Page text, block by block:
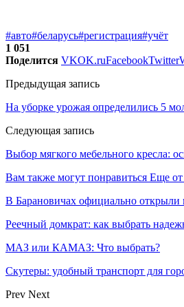
#авто#беларусь#регистрация#учёт
1 051
Поделится VKOK.ruFacebookTwitter
Предыдущая запись
На уборке урожая определились 5
Следующая запись
Выбор мягкого мебельного кресла:
Вам также могут понравиться Еще от
В Барановичах официально открыли
Реечный домкрат: как выбрать
МАЗ или КАМАЗ: Что выбрать?
Скутеры: удобный транспорт для
Prev Next